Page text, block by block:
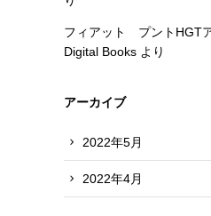
フィアット プントHGT
Digital Books より
アーカイブ
2022年5月
2022年4月